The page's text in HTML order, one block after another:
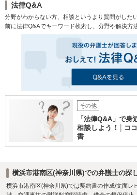
す。
法律Q&A
分野がわからない方、相談というより質問がした
前に法律Q&Aでキーワード検索し、分野や解決方
その他
「法律Q&A」で
相談しよう！│コ
書
横浜市港南区(神奈川県)での弁護士の探
横浜市港南区(神奈川県)では契約書の作成/文面レ